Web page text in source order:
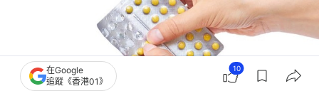
在Google
追蹤《香港01》
10